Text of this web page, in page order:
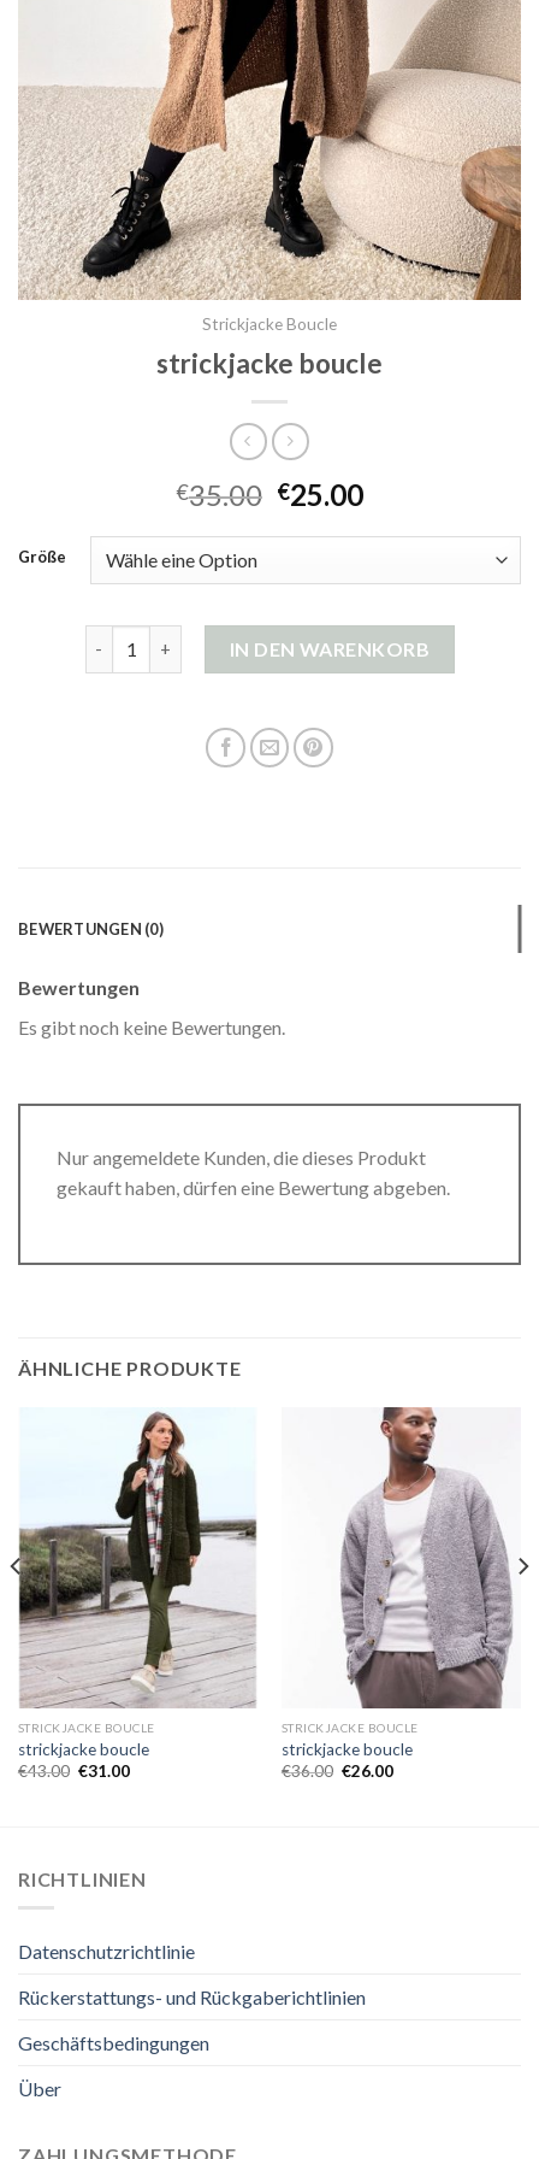
Strickjacke Boucle
strickjacke boucle
€35.00 €25.00
Größe
IN DEN WARENKORB
BEWERTUNGEN (0)
Bewertungen
Es gibt noch keine Bewertungen.
Nur angemeldete Kunden, die dieses Produkt
gekauft haben, dürfen eine Bewertung abgeben.
ÄHNLICHE PRODUKTE
STRICKJACKE BOUCLE
strickjacke boucle
€43.00 €31.00
STRICKJACKE BOUCLE
strickjacke boucle
€36.00 €26.00
RICHTLINIEN
Datenschutzrichtlinie
Rückerstattungs- und Rückgaberichtlinien
Geschäftsbedingungen
Über